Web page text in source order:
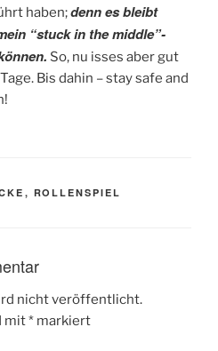
haben;denn es bleibt
“stuck in the middle”-
So, nu isses aber gut
Bis dahin – stay safe and
, ROLLENSPIEL
nicht veröffentlicht.
mit* markiert